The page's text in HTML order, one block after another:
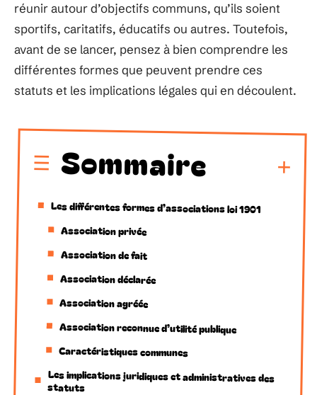
réunir autour d’objectifs communs, qu’ils soient
sportifs, caritatifs, éducatifs ou autres. Toutefois,
avant de se lancer, pensez à bien comprendre les
différentes formes que peuvent prendre ces
statuts et les implications légales qui en découlent.
Sommaire
Les différentes formes d’associations loi 1901
Association privée
Association de fait
Association déclarée
Association agréée
Association reconnue d’utilité publique
Caractéristiques communes
Les implications juridiques et administratives des
statuts